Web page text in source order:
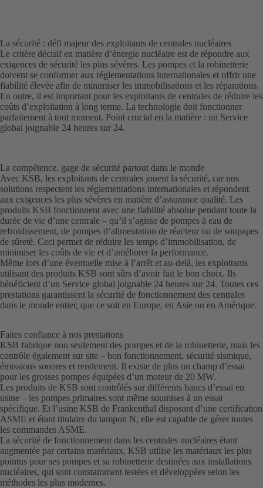
La sécurité : défi majeur des exploitants de centrales nucléaires
Le critère décisif en matière d’énergie nucléaire est de répondre aux
exigences de sécurité les plus sévères. Les pompes et la robinetterie
doivent se conformer aux réglementations internationales et offrir une
fiabilité élevée afin de minimiser les immobilisations et les réparations.
En outre, il est important pour les exploitants de centrales de réduire les
coûts d’exploitation à long terme. La technologie doit fonctionner
parfaitement à tout moment. Point crucial en la matière : un Service
global joignable 24 heures sur 24.
La compétence, gage de sécurité partout dans le monde
Avec KSB, les exploitants de centrales jouent la sécurité, car nos
solutions respectent les réglementations internationales et répondent
aux exigences les plus sévères en matière d’assurance qualité. Les
produits KSB fonctionnent avec une fiabilité absolue pendant toute la
durée de vie d’une centrale – qu’il s’agisse de pompes à eau de
refroidissement, de pompes d’alimentation de réacteur ou de soupapes
de sûreté. Ceci permet de réduire les temps d’immobilisation, de
minimiser les coûts de vie et d’améliorer la performance.
Même lors d’une éventuelle mise à l’arrêt et au-delà, les exploitants
utilisant des produits KSB sont sûrs d’avoir fait le bon choix. Ils
bénéficient d’un Service global joignable 24 heures sur 24. Toutes ces
prestations garantissent la sécurité de fonctionnement des centrales
dans le monde entier, que ce soit en Europe, en Asie ou en Amérique.
Faites confiance à nos prestations
KSB fabrique non seulement des pompes et de la robinetterie, mais les
contrôle également sur site – bon fonctionnement, sécurité sismique,
émissions sonores et rendement. Il existe de plus un champ d’essai
pour les grosses pompes équipées d’un moteur de 20 MW.
Les produits de KSB sont contrôlés sur différents bancs d’essai en
usine – les pompes primaires sont même soumises à un essai
spécifique. Et l’usine KSB de Frankenthal disposant d’une certification
ASME et étant titulaire du tampon N, elle est capable de gérer toutes
les commandes ASME.
La sécurité de fonctionnement dans les centrales nucléaires étant
augmentée par certains matériaux, KSB utilise les matériaux les plus
pointus pour ses pompes et sa robinetterie destinées aux installations
nucléaires, qui sont constamment testées et développées selon les
méthodes les plus modernes.